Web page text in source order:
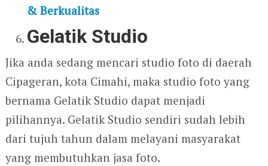
& Berkualitas
Gelatik Studio
Jika anda sedang mencari studio foto di daerah
Cipageran, kota Cimahi, maka studio foto yang
bernama Gelatik Studio dapat menjadi
pilihannya. Gelatik Studio sendiri sudah lebih
dari tujuh tahun dalam melayani masyarakat
yang membutuhkan jasa foto.